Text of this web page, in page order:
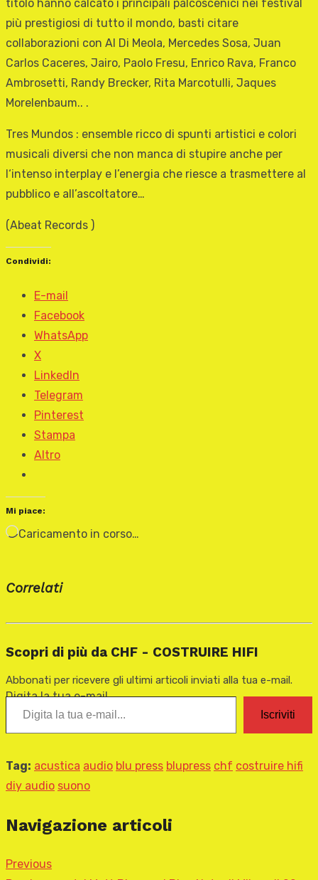
titolo hanno calcato i principali palcoscenici nei festival
più prestigiosi di tutto il mondo, basti citare
collaborazioni con Al Di Meola, Mercedes Sosa, Juan
Carlos Caceres, Jairo, Paolo Fresu, Enrico Rava, Franco
Ambrosetti, Randy Brecker, Rita Marcotulli, Jaques
Morelenbaum.. .
Tres Mundos : ensemble ricco di spunti artistici e colori
musicali diversi che non manca di stupire anche per
l‘intenso interplay e l’energia che riesce a trasmettere al
pubblico e all’ascoltatore…
(Abeat Records )
Condividi:
E-mail
Facebook
WhatsApp
X
LinkedIn
Telegram
Pinterest
Stampa
Altro
Mi piace:
Caricamento in corso…
Correlati
Scopri di più da CHF - COSTRUIRE HIFI
Abbonati per ricevere gli ultimi articoli inviati alla tua e-mail.
Digita la tua e-mail...
Iscriviti
Tag: acustica audio blu press blupress chf costruire hifi
diy audio suono
Navigazione articoli
Previous